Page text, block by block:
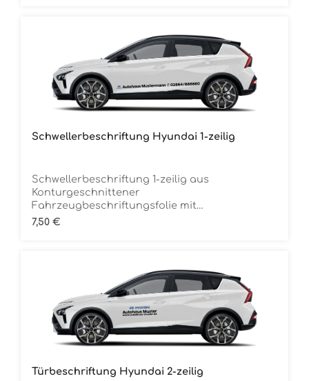
Schwellerbeschriftung Hyundai 1-zeilig
Schwellerbeschriftung 1-zeilig aus
Konturgeschnittener
Fahrzeugbeschriftungsfolie mit
Übertragungstape Inclusive MarkenlogoDie
Regulärer Preis:
7,50 €
Türbeschriftung Hyundai 2-zeilig